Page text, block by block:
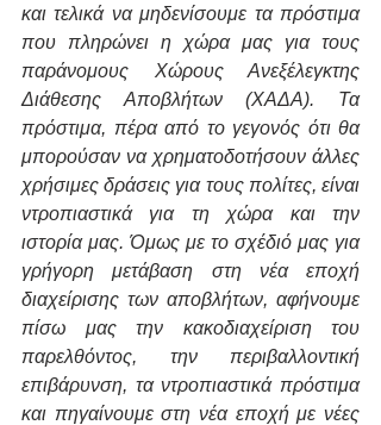
και τελικά να μηδενίσουμε τα πρόστιμα
που πληρώνει η χώρα μας για τους
παράνομους Χώρους Ανεξέλεγκτης
Διάθεσης Αποβλήτων (ΧΑΔΑ). Τα
πρόστιμα, πέρα από το γεγονός ότι θα
μπορούσαν να χρηματοδοτήσουν άλλες
χρήσιμες δράσεις για τους πολίτες, είναι
ντροπιαστικά για τη χώρα και την
ιστορία μας. Όμως με το σχέδιό μας για
γρήγορη μετάβαση στη νέα εποχή
διαχείρισης των αποβλήτων, αφήνουμε
πίσω μας την κακοδιαχείριση του
παρελθόντος, την περιβαλλοντική
επιβάρυνση, τα ντροπιαστικά πρόστιμα
και πηγαίνουμε στη νέα εποχή με νέες